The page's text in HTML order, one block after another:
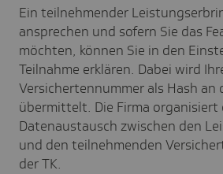
Ein teilnehmender
ansprechen und sofern Sie das
möchten, können Sie in den
Teilnahme erklären. Dabei wird
Versichertennummer als Hash an
übermittelt. Die Firma organisiert
Datenaustausch zwischen den
und den teilnehmenden
der TK.